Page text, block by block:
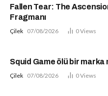
Fallen Tear: The
Fragmanı
Çilek 07/08/2026 0Views
Squid Game ölü bir marka
Çilek 07/08/2026 0Views